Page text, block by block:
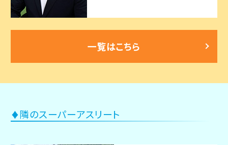
一覧はこちら
♦隣のスーパーアスリート